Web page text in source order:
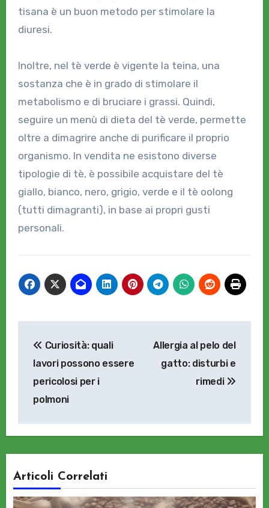
tisana è un buon metodo per stimolare la
diuresi.
Inoltre, nel tè verde è vigente la teina, una
sostanza che è in grado di stimolare il
metabolismo e di bruciare i grassi. Quindi,
seguire un menù di dieta del tè verde, permette
oltre a dimagrire anche di purificare il proprio
organismo. In vendita ne esistono diverse
tipologie di tè, è possibile acquistare del tè
giallo, bianco, nero, grigio, verde e il tè oolong
(tutti dimagranti), in base ai propri gusti
personali.
articoli
Curiosità: quali
lavori possono essere
pericolosi per i
polmoni
Allergia al pelo del
gatto: disturbi e
rimedi
Articoli Correlati